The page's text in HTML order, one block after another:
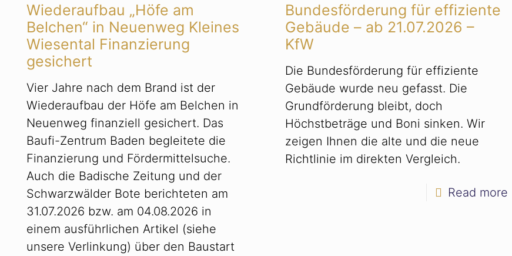
Wiederaufbau „Höfe am
Belchen“ in Neuenweg Kleines
Wiesental Finanzierung
gesichert
Vier Jahre nach dem Brand ist der
Wiederaufbau der Höfe am Belchen in
Neuenweg finanziell gesichert. Das
Baufi-Zentrum Baden begleitete die
Finanzierung und Fördermittelsuche.
Auch die Badische Zeitung und der
Schwarzwälder Bote berichteten am
31.07.2026 bzw. am 04.08.2026 in
einem ausführlichen Artikel (siehe
unsere Verlinkung) über den Baustart
Bundesförderung für effiziente
Gebäude – ab 21.07.2026 –
KfW
Die Bundesförderung für effiziente
Gebäude wurde neu gefasst. Die
Grundförderung bleibt, doch
Höchstbeträge und Boni sinken. Wir
zeigen Ihnen die alte und die neue
Richtlinie im direkten Vergleich.
Read more